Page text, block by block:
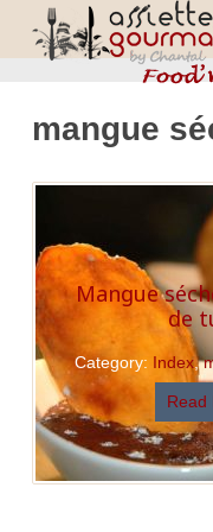
mangue
Mangue
de
Category: Index,
Read